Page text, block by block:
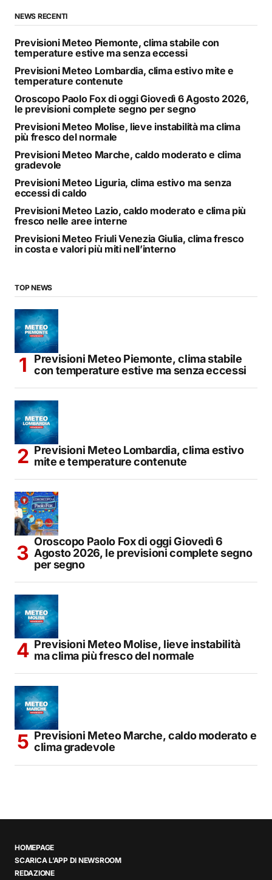
NEWS RECENTI
Previsioni Meteo Piemonte, clima stabile con
temperature estive ma senza eccessi
Previsioni Meteo Lombardia, clima estivo mite e
temperature contenute
Oroscopo Paolo Fox di oggi Giovedì 6 Agosto 2026,
le previsioni complete segno per segno
Previsioni Meteo Molise, lieve instabilità ma clima
più fresco del normale
Previsioni Meteo Marche, caldo moderato e clima
gradevole
Previsioni Meteo Liguria, clima estivo ma senza
eccessi di caldo
Previsioni Meteo Lazio, caldo moderato e clima più
fresco nelle aree interne
Previsioni Meteo Friuli Venezia Giulia, clima fresco
in costa e valori più miti nell’interno
TOP NEWS
Previsioni Meteo Piemonte, clima stabile
con temperature estive ma senza eccessi
Previsioni Meteo Lombardia, clima estivo
mite e temperature contenute
Oroscopo Paolo Fox di oggi Giovedì 6
Agosto 2026, le previsioni complete segno
per segno
Previsioni Meteo Molise, lieve instabilità
ma clima più fresco del normale
Previsioni Meteo Marche, caldo moderato e
clima gradevole
HOMEPAGE
SCARICA L’APP DI NEWSROOM
REDAZIONE